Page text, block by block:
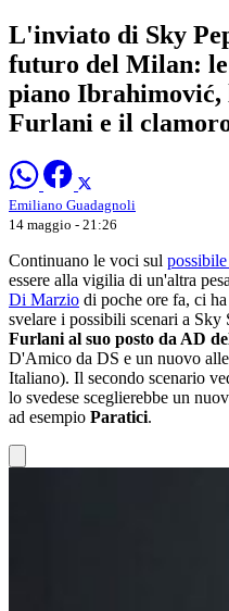
L'inviato di Sky
futuro del Milan:
piano Ibrahimović,
Furlani e il
Emiliano Guadagnoli
14 maggio - 21:26
Continuano le voci sul
essere alla vigilia di un'altra
Di Marzio di poche ore fa, ci
svelare i possibili scenari a
Furlani al suo posto da AD
D'Amico da DS e un nuovo
Italiano). Il secondo scenario
lo svedese sceglierebbe un
ad esempio Paratici.